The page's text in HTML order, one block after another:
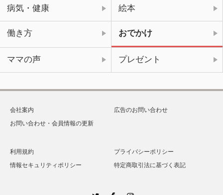
病気・健康 絵本
働き方 おでかけ
ママの声 プレゼント
会社案内
広告のお問い合わせ
お問い合わせ・会員情報の更新
利用規約
プライバシーポリシー
情報セキュリティポリシー
特定商取引法に基づく表記
Instagram